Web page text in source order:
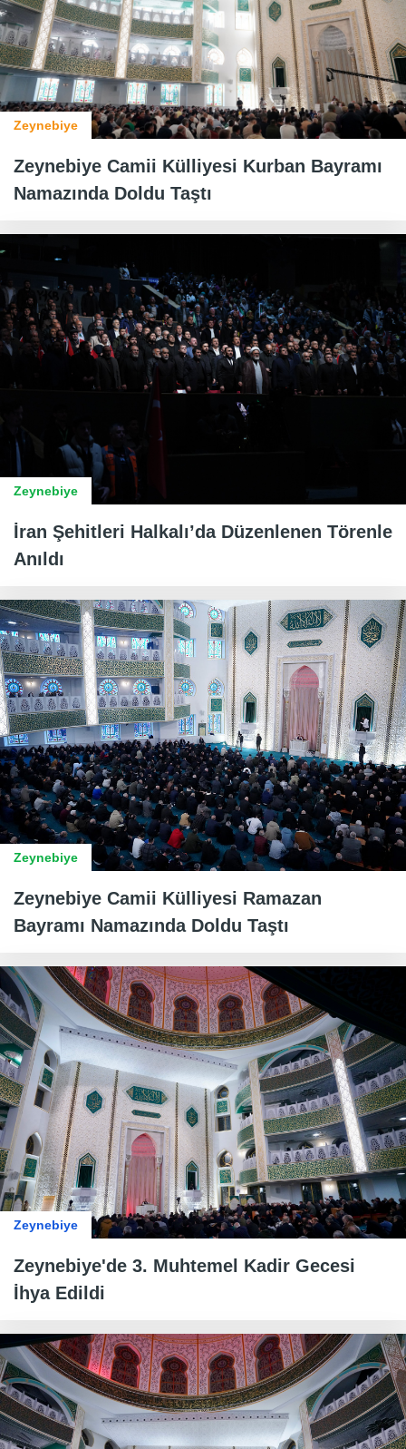
Zeynebiye
Zeynebiye Camii Külliyesi Kurban Bayramı
Namazında Doldu Taştı
Zeynebiye
İran Şehitleri Halkalı’da Düzenlenen Törenle
Anıldı
Zeynebiye
Zeynebiye Camii Külliyesi Ramazan
Bayramı Namazında Doldu Taştı
Zeynebiye
Zeynebiye'de 3. Muhtemel Kadir Gecesi
İhya Edildi